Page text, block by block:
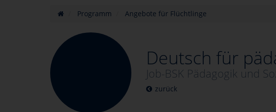
Programm Angebote für Flüchtlinge
Deutsch für
Job-BSK Pädagogik und
zurück